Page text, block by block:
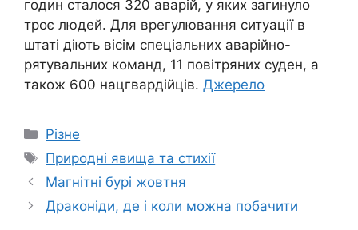
годин сталося 320 аварій, у яких загинуло
троє людей. Для врегулювання ситуації в
штаті діють вісім спеціальних аварійно-
рятувальних команд, 11 повітряних суден, а
також 600 нацгвардійців. Джерело
Категорії
Різне
Позначки
Природні явища та стихії
Магнітні бурі жовтня
Драконіди, де і коли можна побачити